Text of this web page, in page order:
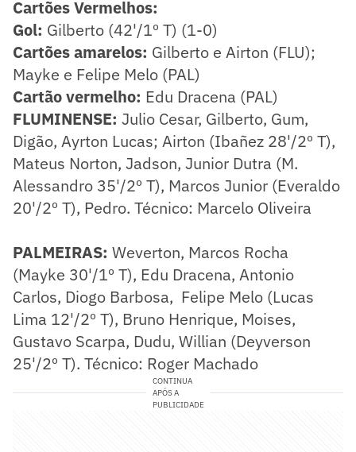
Cartões Vermelhos:
Gol: Gilberto (42'/1º T) (1-0)
Cartões amarelos: Gilberto e Airton (FLU);
Mayke e Felipe Melo (PAL)
Cartão vermelho: Edu Dracena (PAL)
FLUMINENSE: Julio Cesar, Gilberto, Gum,
Digão, Ayrton Lucas; Airton (Ibañez 28'/2º T),
Mateus Norton, Jadson, Junior Dutra (M.
Alessandro 35'/2º T), Marcos Junior (Everaldo
20'/2º T), Pedro. Técnico: Marcelo Oliveira
PALMEIRAS: Weverton, Marcos Rocha
(Mayke 30'/1º T), Edu Dracena, Antonio
Carlos, Diogo Barbosa, Felipe Melo (Lucas
Lima 12'/2º T), Bruno Henrique, Moises,
Gustavo Scarpa, Dudu, Willian (Deyverson
25'/2º T). Técnico: Roger Machado
CONTINUA
APÓS A
PUBLICIDADE